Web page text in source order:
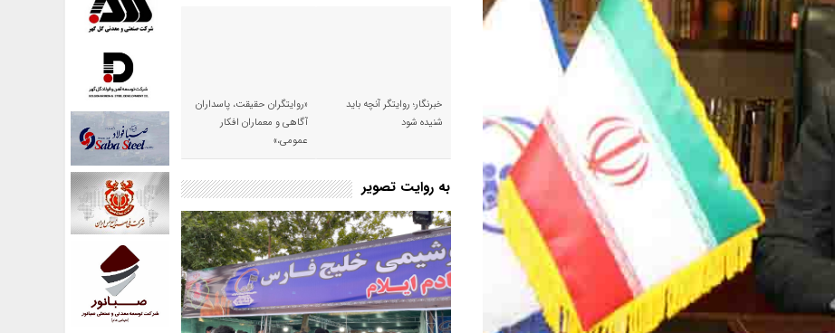
خبرنگار؛ روایتگر آنچه باید
شنیده شود
«روایتگران حقیقت، پاسداران
آگاهی و معماران افکار
عمومی،»
به روایت تصویر